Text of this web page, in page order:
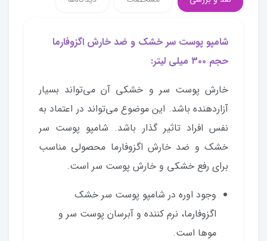
شامپو پوست سر خشک و ضد خارش اگزوفارما
حجم ۳۰۰ میلی لیتر:
خارش پوست سر و خشکی آن می‌تواند بسیار
آزاردهنده باشد. این موضوع می‌تواند در اعتماد به
نفس افراد تاثیر گذار باشد. شامپو پوست سر
خشک و ضد خارش اگزوفارما محصولی مناسب
برای رفع خشکی و خارش پوست سر است.
وجود اوره در شامپو پوست سر خشک
اگزوفارما، نرم کننده و آبرسان پوست سر و
موها است.